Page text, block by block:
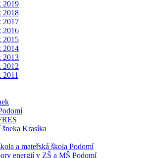
2019
2018
2017
2016
2015
2014
2013
2012
2011
Krasíka
a mateřská škola Podomí
energií v ZŠ a MŠ Podomí